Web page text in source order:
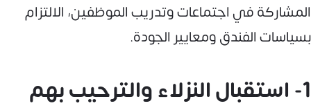
المشاركة في اجتماعات وتدريب الموظفين، الالتزام
بسياسات الفندق ومعايير الجودة.
1- استقبال النزلاء والترحيب بهم